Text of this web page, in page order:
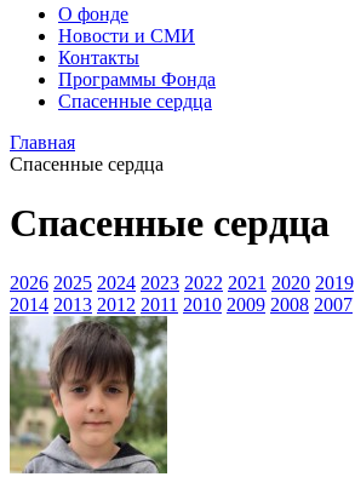
О фонде
Новости и СМИ
Контакты
Программы Фонда
Спасенные сердца
Главная
Спасенные сердца
Спасенные сердца
2026 2025 2024 2023 2022 2021 2020 2019
2014 2013 2012 2011 2010 2009 2008 2007